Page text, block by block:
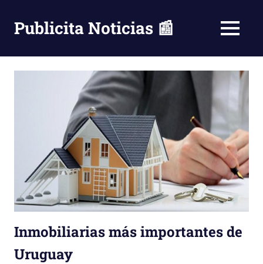
contenido
Publicita Noticias 📰 MENÚ
Inmobiliarias más importantes de
Uruguay